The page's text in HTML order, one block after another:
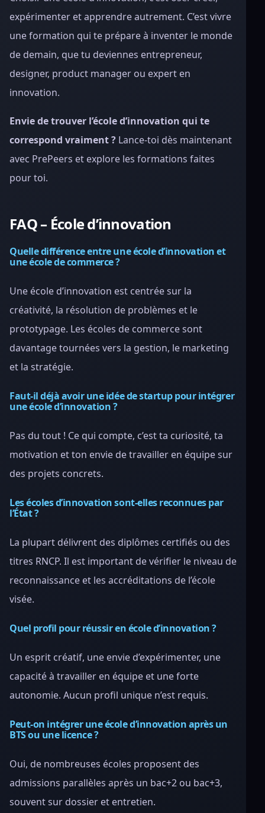
expérimenter et apprendre autrement. C’est vivre
une formation qui te prépare à inventer le monde
de demain, que tu deviennes entrepreneur,
designer, product manager ou expert en
innovation.
Envie de trouver l’école d’innovation qui te
correspond vraiment ? Lance-toi dès maintenant
avec PrePeers et explore les formations faites
pour toi.
FAQ – École d’innovation
Quelle différence entre une école d’innovation et
une école de commerce ?
Une école d’innovation est centrée sur la
créativité, la résolution de problèmes et le
prototypage. Les écoles de commerce sont
davantage tournées vers la gestion, le marketing
et la stratégie.
Faut-il déjà avoir une idée de startup pour intégrer
une école d’innovation ?
Pas du tout ! Ce qui compte, c’est ta curiosité, ta
motivation et ton envie de travailler en équipe sur
des projets concrets.
Les écoles d’innovation sont-elles reconnues par
l’État ?
La plupart délivrent des diplômes certifiés ou des
titres RNCP. Il est important de vérifier le niveau de
reconnaissance et les accréditations de l’école
visée.
Quel profil pour réussir en école d’innovation ?
Un esprit créatif, une envie d’expérimenter, une
capacité à travailler en équipe et une forte
autonomie. Aucun profil unique n’est requis.
Peut-on intégrer une école d’innovation après un
BTS ou une licence ?
Oui, de nombreuses écoles proposent des
admissions parallèles après un bac+2 ou bac+3,
souvent sur dossier et entretien.